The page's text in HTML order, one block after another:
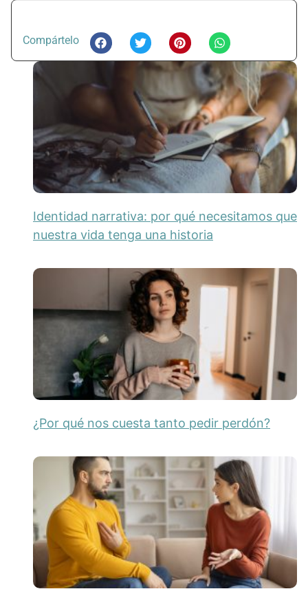
Compártelo
Identidad narrativa: por qué necesitamos que
nuestra vida tenga una historia
¿Por qué nos cuesta tanto pedir perdón?